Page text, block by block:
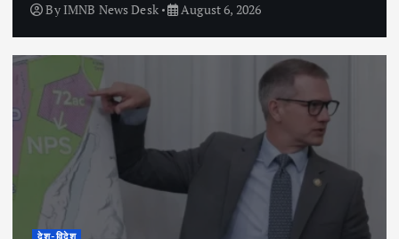
By IMNB News Desk August 6, 2026